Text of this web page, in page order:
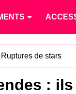
Ruptures de stars
: